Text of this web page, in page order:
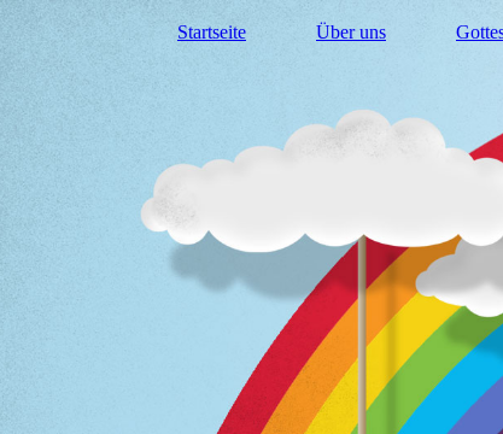
Startseite Über uns